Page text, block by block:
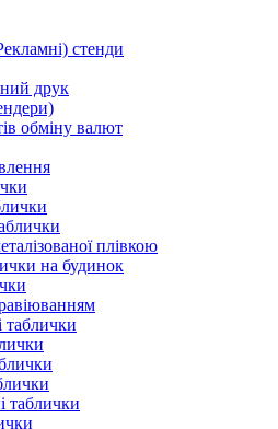
стенди
друк
обміну валют
плівкою
на будинок
таблички
таблички